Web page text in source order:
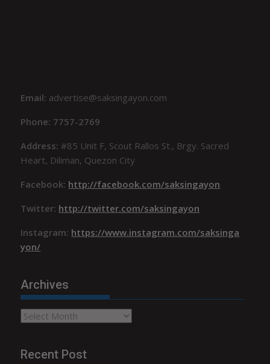
Email: advertise@saksingayon.com
Phone: 7757-2769
Address:#85 Unit F, Scout Rallos St., Brgy. Sacred
Heart, Diliman, Quezon City
Facebook: http://facebook.com/saksingayon
Twitter: http://twitter.com/saksingayon
Instagram: https://www.instagram.com/saksinga
yon/
Archives
Archives
Recent Post